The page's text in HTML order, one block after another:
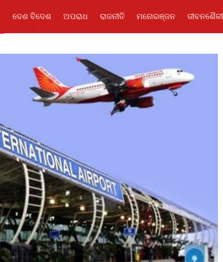
ଦେଶ ବିଦେଶ ଅପରାଧ ରାଜନୀତି ମନୋରଞ୍ଜନ ଜୀବନଶୈଳୀ